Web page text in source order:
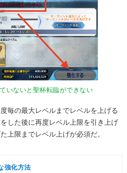
いないと聖杯転臨ができない
毎の最大レベルまでレベルを上げる
した後に再度レベル上限を引き上げ
上限までレベル上げが必須だ。
強化方法